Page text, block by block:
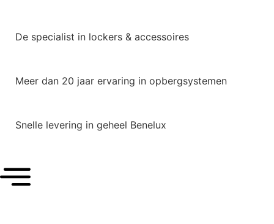
De specialist in lockers & accessoires
Meer dan 20 jaar ervaring in opbergsystemen
Snelle levering in geheel Benelux